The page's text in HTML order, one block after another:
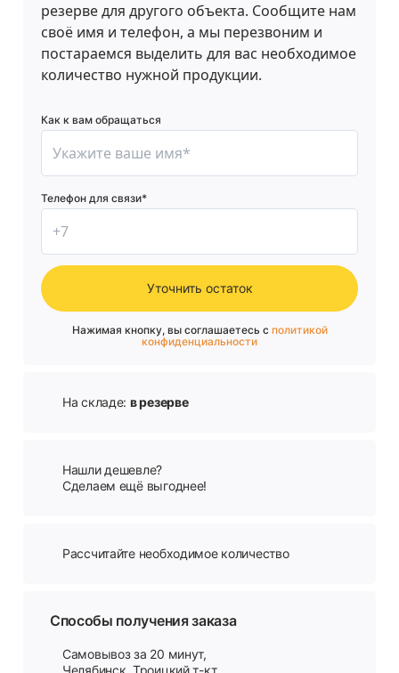
резерве для другого объекта. Сообщите нам
своё имя и телефон, а мы перезвоним и
постараемся выделить для вас необходимое
количество нужной продукции.
Как к вам обращаться
Телефон для связи*
Уточнить остаток
Нажимая кнопку, вы соглашаетесь с политикой
конфиденциальности
На складе: в резерве
Нашли дешевле?
Сделаем ещё выгоднее!
Рассчитайте необходимое количество
Способы получения заказа
Самовывоз за 20 минут,
Челябинск, Троицкий т-кт,